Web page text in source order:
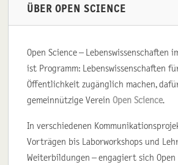
ÜBER OPEN SCIENCE
Open Science – Lebenswissenschaften
ist Programm: Lebenswissenschaften
Öffentlichkeit zugänglich machen,
gemeinnützige Verein Open Science.
In verschiedenen
Vorträgen bis Laborworkshops und
Weiterbildungen – engagiert sich Open